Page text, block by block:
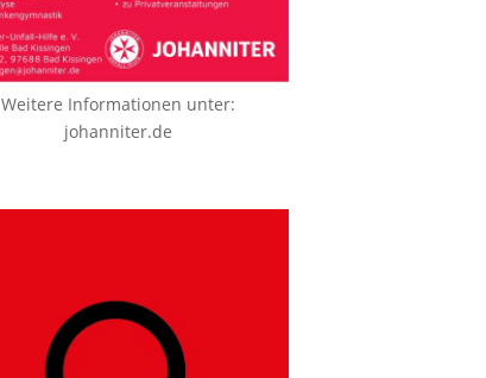
Weitere Informationen unter:
johanniter.de